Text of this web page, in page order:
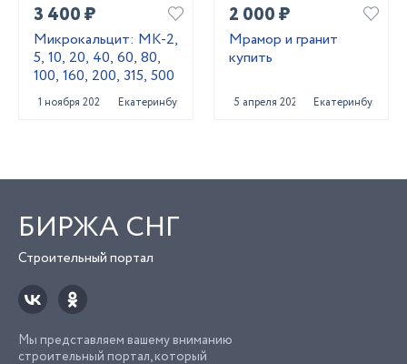
3 400 ₽
Микрокальцит: МК-2,
5, 10, 20, 40, 60, 80,
100, 160, 200, 315, 500
1 ноября 2025 Екатеринбург
2 000 ₽
Мрамор и гранит
купить
5 апреля 2022 Екатеринбург
БИРЖА СНГ
Строительный портал
Мы представляем вашему вниманию
строительный портал, который